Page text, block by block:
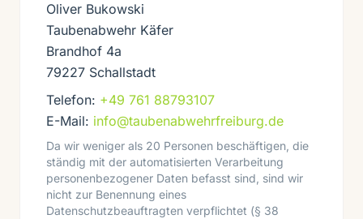
Oliver Bukowski
Taubenabwehr Käfer
Brandhof 4a
79227 Schallstadt
Telefon: +49 761 88793107
E-Mail: info@taubenabwehrfreiburg.de
Da wir weniger als 20 Personen beschäftigen, die
ständig mit der automatisierten Verarbeitung
personenbezogener Daten befasst sind, sind wir
nicht zur Benennung eines
Datenschutzbeauftragten verpflichtet (§ 38